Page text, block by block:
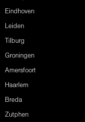
Eindhoven
Leiden
Tilburg
Groningen
Amersfoort
Haarlem
Breda
Zutphen